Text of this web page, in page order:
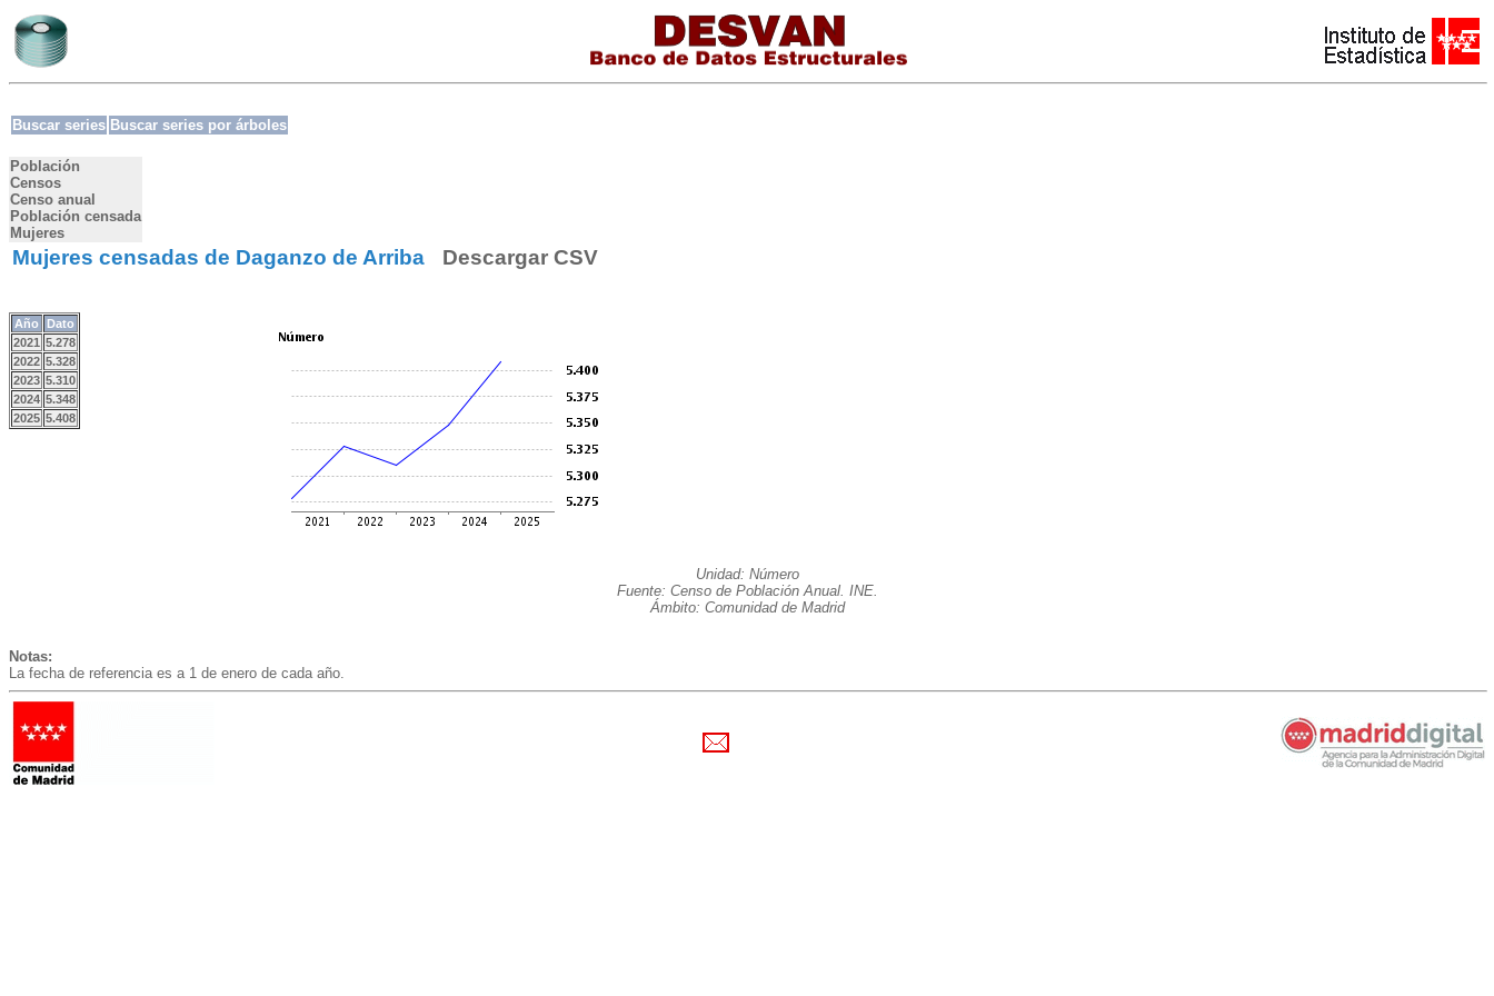
Buscar series Buscar series por árboles
Población
Censos
Censo anual
Población censada
Mujeres
Mujeres censadas de Daganzo de Arriba Descargar CSV
Año
Dato
2021 5.278
2022 5.328
2023 5.310
2024 5.348
2025 5.408
Unidad: Número
Fuente: Censo de Población Anual. INE.
Ámbito: Comunidad de Madrid
Notas:
La fecha de referencia es a 1 de enero de cada año.